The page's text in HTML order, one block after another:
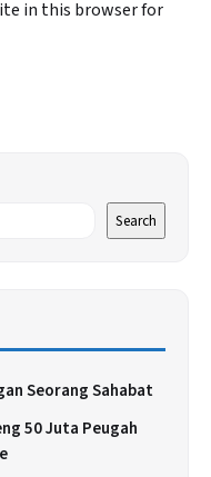
in this browser for
Search
Seorang Sahabat
50 Juta Peugah